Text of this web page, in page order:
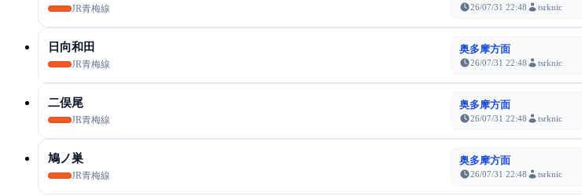
JR青梅線 26/07/31 22:48 tsrknic
日向和田
JR青梅線
奥多摩方面
26/07/31 22:48 tsrknic
二俣尾
JR青梅線
奥多摩方面
26/07/31 22:48 tsrknic
鳩ノ巣
JR青梅線
奥多摩方面
26/07/31 22:48 tsrknic